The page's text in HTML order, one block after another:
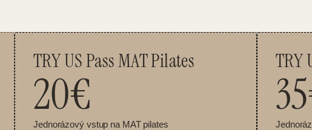
TRY US Pass MAT Pilates
20€
Jednorázový vstup na MAT pilates
TRY